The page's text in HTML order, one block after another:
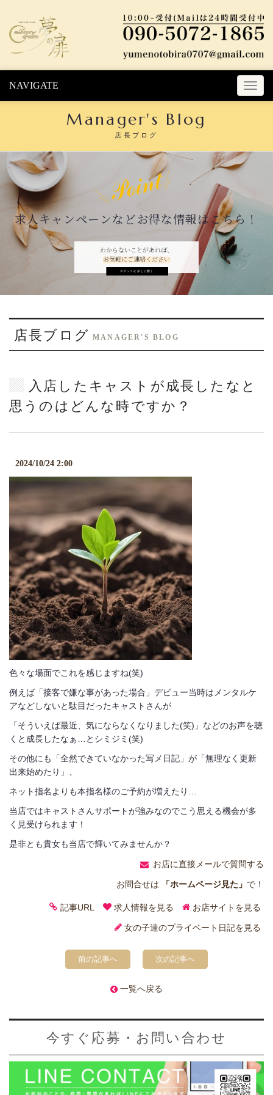
T
o
e
g
NAVIGATE
Manager's Blog
店長ブログ
わからないことがあれば、
お気軽にご連絡ください
求人キャンペーンなどお得な情報はこちら！
店長ブログ MANAGER'S BLOG
入店したキャストが成長したなと
思うのはどんな時ですか？
2024/10/24 2:00
色々な場面でこれを感じますね(笑)
例えば「接客で嫌な事があった場合」デビュー当時はメンタルケ
アなどしないと駄目だったキャストさんが
「そういえば最近、気にならなくなりました(笑)」などのお声を聴
くと成長したなぁ…とシミジミ(笑)
その他にも「全然できていなかった写メ日記」が「無理なく更新
出来始めたり」、
ネット指名よりも本指名様のご予約が増えたり…
当店ではキャストさんサポートが強みなのでこう思える機会が多
く見受けられます！
是非とも貴女も当店で輝いてみませんか？
お店に直接メールで質問する
お問合せは
「ホームページ見た」 で！
記事URL 求人情報を見る お店サイトを見る
女の子達のプライベート日記を見る
前の記事へ 次の記事へ
一覧へ戻る
今すぐ応募・お問い合わせ